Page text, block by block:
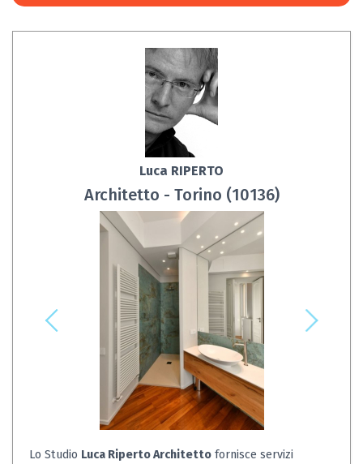
Luca RIPERTO
Architetto - Torino (10136)
Lo Studio Luca Riperto Architetto fornisce servizi